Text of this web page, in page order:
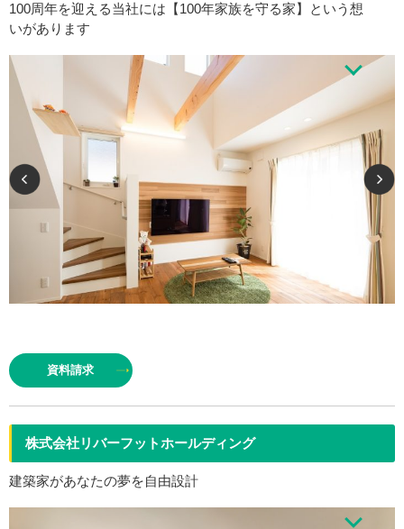
100周年を迎える当社には【100年家族を守る家】という想
いがあります
の特性もご理解いただけるよう、寄り添いながら住まいづくりを進めていき
ます。家づくりは完成して終わりではなく、始まりです。暮らし始めて…
資料請求
株式会社リバーフットホールディング
建築家があなたの夢を自由設計